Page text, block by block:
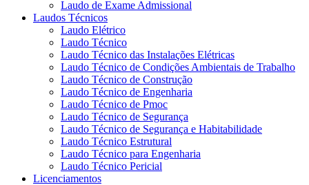
Laudo de Exame Admissional
Laudos Técnicos
Laudo Elétrico
Laudo Técnico
Laudo Técnico das Instalações Elétricas
Laudo Técnico de Condições Ambientais de Trabalho
Laudo Técnico de Construção
Laudo Técnico de Engenharia
Laudo Técnico de Pmoc
Laudo Técnico de Segurança
Laudo Técnico de Segurança e Habitabilidade
Laudo Técnico Estrutural
Laudo Técnico para Engenharia
Laudo Técnico Pericial
Licenciamentos